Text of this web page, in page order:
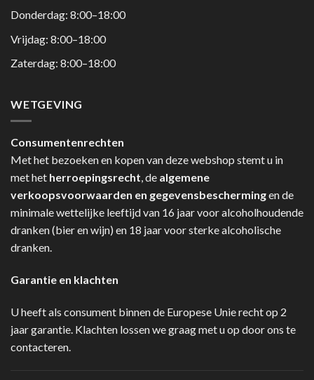
Donderdag: 8:00–18:00
Vrijdag: 8:00–18:00
Zaterdag: 8:00–18:00
WETGEVING
Consumentenrechten
Met het bezoeken en kopen van deze webshop stemt u in
met het herroepingsrecht, de algemene
verkoopsvoorwaarden en gegevensbeschermingen de
minimale wettelijke leeftijd van 16 jaar voor alcoholhoudende
dranken (bier en wijn) en 18 jaar voor sterke alcoholische
dranken.
Garantie en klachten
U heeft als consument binnen de Europese Unie recht op 2
jaar garantie. Klachten lossen we graag met u op door ons te
contacteren.